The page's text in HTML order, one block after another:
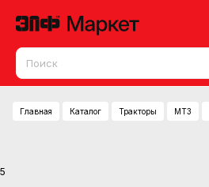
Главная Каталог Тракторы МТЗ
5